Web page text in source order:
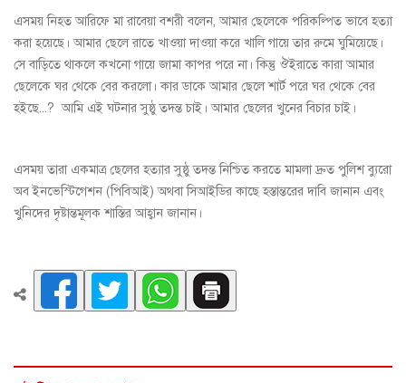
এসময় নিহত আরিফে মা রাবেয়া বশরী বলেন, আমার ছেলেকে পরিকল্পিত ভাবে হত্যা
করা হয়েছে। আমার ছেলে রাতে খাওয়া দাওয়া করে খালি গায়ে তার রুমে ঘুমিয়েছে।
সে বাড়িতে থাকলে কখনো গায়ে জামা কাপর পরে না। কিন্তু ঔইরাতে কারা আমার
ছেলেকে ঘর থেকে বের করলো। কার ডাকে আমার ছেলে শার্ট পরে ঘর থেকে বের
হইছে...? আমি এই ঘটনার সুষ্ঠু তদন্ত চাই। আমার ছেলের খুনের বিচার চাই।
এসময় তারা একমাত্র ছেলের হত্যার সুষ্ঠু তদন্ত নিশ্চিত করতে মামলা দ্রুত পুলিশ ব্যুরো
অব ইনভেস্টিগেশন (পিবিআই) অথবা সিআইডির কাছে হস্তান্তরের দাবি জানান এবং
খুনিদের দৃষ্টান্তমূলক শাস্তির আহ্বান জানান।